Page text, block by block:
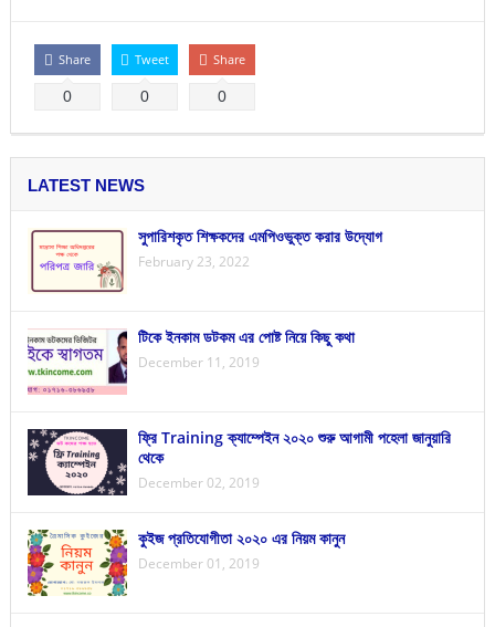
Share
0
Tweet
0
Share
0
LATEST NEWS
সুপারিশকৃত শিক্ষকদের এমপিওভুক্ত করার উদ্যোগ
February 23, 2022
টিকে ইনকাম ডটকম এর পোষ্ট নিয়ে কিছু কথা
December 11, 2019
ফ্রি Training ক্যাম্পেইন ২০২০ শুরু আগামী পহেলা জানুয়ারি
থেকে
December 02, 2019
কুইজ প্রতিযোগীতা ২০২০ এর নিয়ম কানুন
December 01, 2019